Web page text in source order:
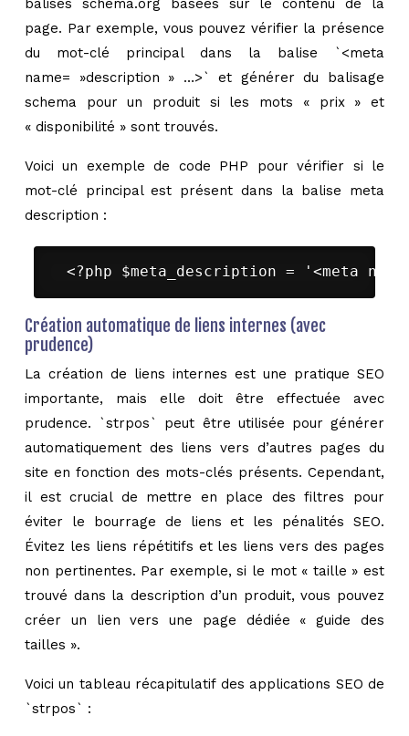
balises schema.org basées sur le contenu de la
page. Par exemple, vous pouvez vérifier la présence
du mot-clé principal dans la balise `<meta
name= »description » …>` et générer du balisage
schema pour un produit si les mots « prix » et
« disponibilité » sont trouvés.
Voici un exemple de code PHP pour vérifier si le
mot-clé principal est présent dans la balise meta
description :
<?php $meta_description = '<meta
Création automatique de liens internes (avec
prudence)
La création de liens internes est une pratique SEO
importante, mais elle doit être effectuée avec
prudence. `strpos` peut être utilisée pour générer
automatiquement des liens vers d’autres pages du
site en fonction des mots-clés présents. Cependant,
il est crucial de mettre en place des filtres pour
éviter le bourrage de liens et les pénalités SEO.
Évitez les liens répétitifs et les liens vers des pages
non pertinentes. Par exemple, si le mot « taille » est
trouvé dans la description d’un produit, vous pouvez
créer un lien vers une page dédiée « guide des
tailles ».
Voici un tableau récapitulatif des applications SEO de
`strpos` :